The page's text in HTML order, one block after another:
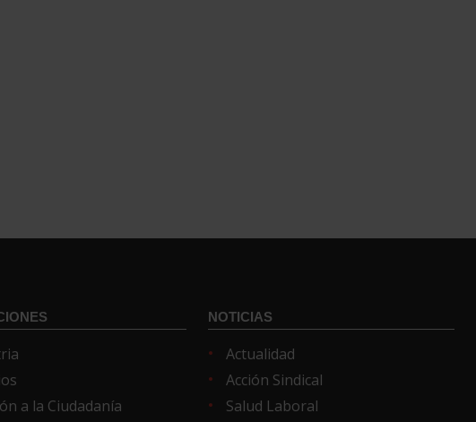
a la Ciudadanía
NOTICIAS
Actualidad
Acción Sindical
Salud Laboral